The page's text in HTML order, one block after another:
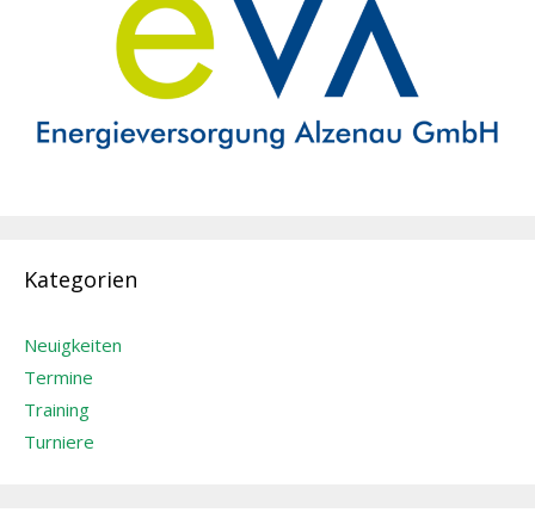
Kategorien
Neuigkeiten
Termine
Training
Turniere